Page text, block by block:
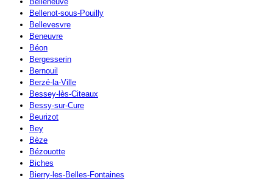
Bellenot-sous-Pouilly
Bellevesvre
Beneuvre
Béon
Bergesserin
Bernouil
Berzé-la-Ville
Bessey-lès-Citeaux
Bessy-sur-Cure
Beurizot
Bey
Bèze
Bézouotte
Biches
Bierry-les-Belles-Fontaines